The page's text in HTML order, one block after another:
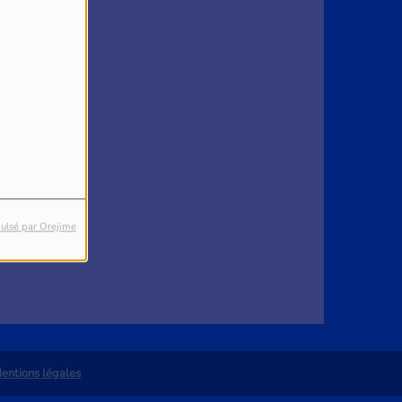
par Orejime
légales